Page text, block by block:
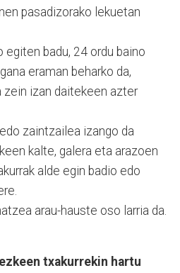
pasadizorako lekuetan
egiten badu, 24 ordu baino
eraman beharko da,
zein izan daitekeen azter
zaintzailea izango da
kalte, galera eta arazoen
alde egin badio edo
arau-hauste oso larria da.
txakurrekin hartu